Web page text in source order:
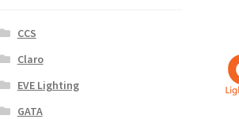
CCS
Claro
EVE Lighting
GATA